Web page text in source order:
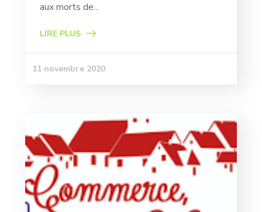
aux morts de...
LIRE PLUS
11 novembre 2020